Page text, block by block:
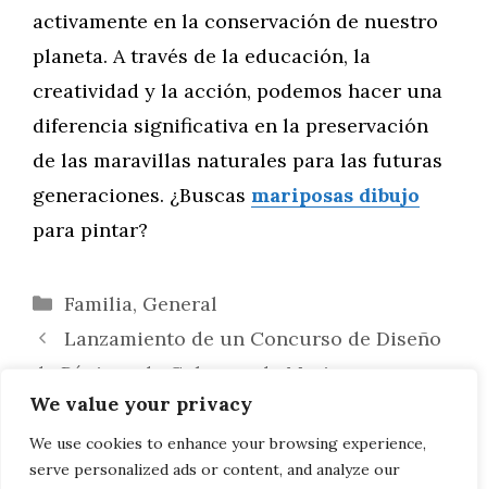
We value your privacy
We use cookies to enhance your browsing experience,
serve personalized ads or content, and analyze our
activamente en la conservación de nuestro
planeta. A través de la educación, la
creatividad y la acción, podemos hacer una
diferencia significativa en la preservación
de las maravillas naturales para las futuras
generaciones. ¿Buscas mariposas dibujo
para pintar?
Categorías
Familia, General
Lanzamiento de un Concurso de Diseño
de Páginas de Colorear de Mariposas
De Cuentos Populares a Lienzos: La
Influencia de las Historias Tradicionales en
los Dibujos de Ratones